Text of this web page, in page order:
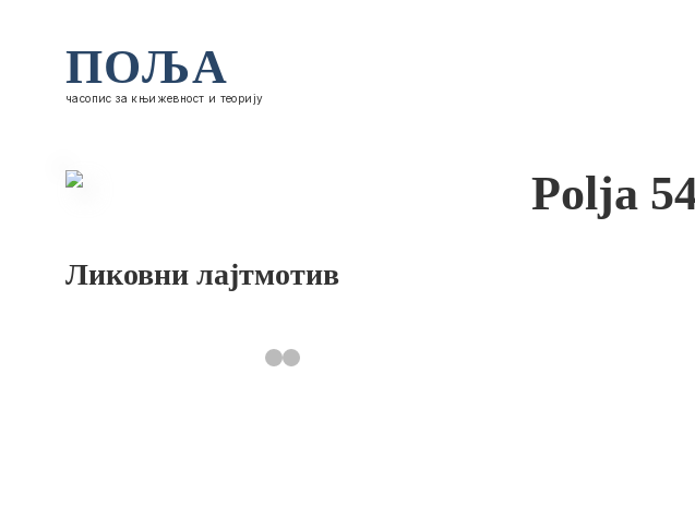
ПОЉА
часопис за књижевност и теорију
Ликовни лајтмотив
Polja